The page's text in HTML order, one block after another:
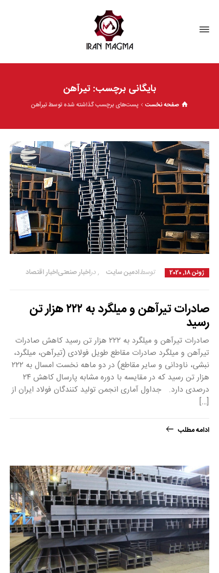
بایگانی برچسب: تیرآهن
صفحه نخست پست‌های برچسب گذاشته شده توسط تیرآهن
ژوئن 18, 2020 ادمین سایتتوسط اخبار اقتصاد , اخبار صنعتیدر
صادرات تیرآهن و میلگرد به ۲۲۲ هزار تن
رسید
صادرات تیرآهن و میلگرد به ۲۲۲ هزار تن رسید کاهش صادرات
تیرآهن و میلگرد صادرات مقاطع طویل فولادی (تیرآهن، میلگرد،
نبشی، ناودانی و سایر مقاطع) در دو ماهه نخست امسال به ۲۲۲
هزار تن رسید که در مقایسه با دوره مشابه پارسال کاهش ۲۴
درصدی دارد. جداول آماری انجمن تولید کنندگان فولاد ایران از
[…]
ادامه مطلب